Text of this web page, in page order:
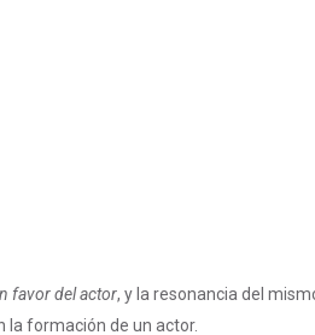
favor del actor, y la resonancia del
la formación de un actor.